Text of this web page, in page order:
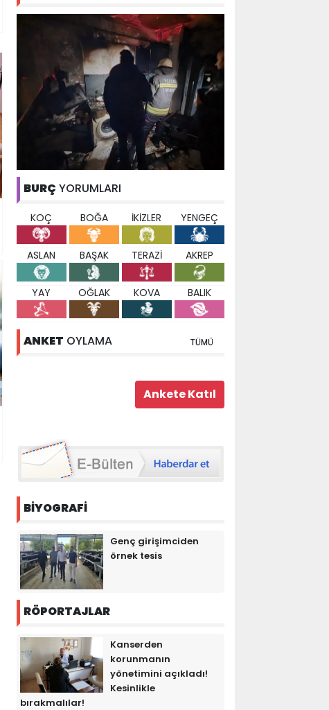
BURÇ YORUMLARI
KOÇ BOĞA İKİZLER YENGEÇ
ASLAN BAŞAK TERAZİ AKREP
YAY OĞLAK KOVA BALIK
ANKET OYLAMA TÜMÜ
BİYOGRAFİ
Genç girişimciden
örnek tesis
RÖPORTAJLAR
Kanserden
korunmanın
yönetimini açıkladı!
Kesinlikle
bırakmalılar!